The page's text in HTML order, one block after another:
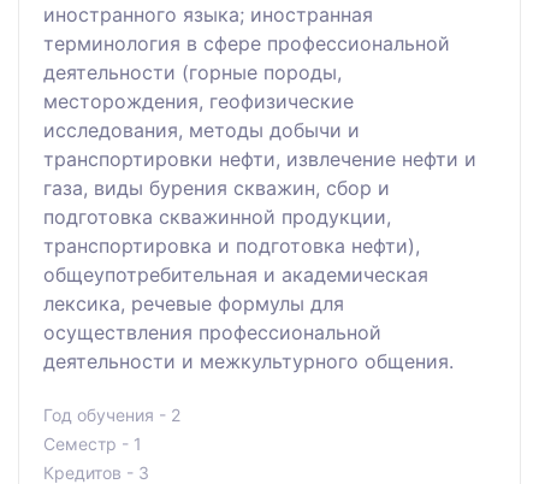
иностранного языка; иностранная
терминология в сфере профессиональной
деятельности (горные породы,
месторождения, геофизические
исследования, методы добычи и
транспортировки нефти, извлечение нефти и
газа, виды бурения скважин, сбор и
подготовка скважинной продукции,
транспортировка и подготовка нефти),
общеупотребительная и академическая
лексика, речевые формулы для
осуществления профессиональной
деятельности и межкультурного общения.
Год обучения - 2
Семестр - 1
Кредитов - 3